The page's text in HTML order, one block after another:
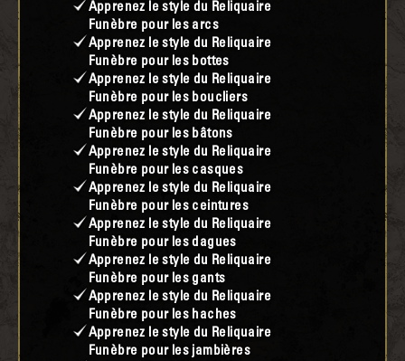
Apprenez le style du Reliquaire
Funèbre pour les arcs
Apprenez le style du Reliquaire
Funèbre pour les bottes
Apprenez le style du Reliquaire
Funèbre pour les boucliers
Apprenez le style du Reliquaire
Funèbre pour les bâtons
Apprenez le style du Reliquaire
Funèbre pour les casques
Apprenez le style du Reliquaire
Funèbre pour les ceintures
Apprenez le style du Reliquaire
Funèbre pour les dagues
Apprenez le style du Reliquaire
Funèbre pour les gants
Apprenez le style du Reliquaire
Funèbre pour les haches
Apprenez le style du Reliquaire
Funèbre pour les jambières